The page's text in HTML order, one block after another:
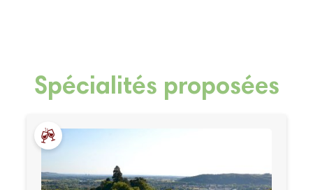
Spécialités proposées